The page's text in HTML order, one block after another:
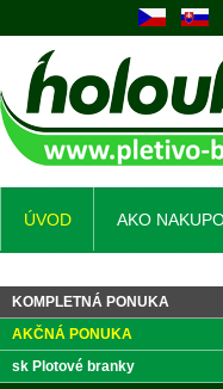
KOMPLETNÁ PONUKA
AKČNÁ PONUKA
sk Plotové branky
ÚVOD AKO